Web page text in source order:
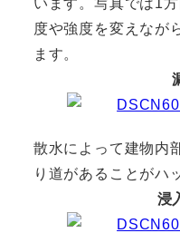
います。写真では1
度や強度を変えなが
ます。
散水によって建物内
り道があることがハ
浸